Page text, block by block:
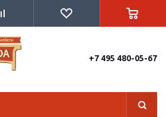
+7 495 480-05-67